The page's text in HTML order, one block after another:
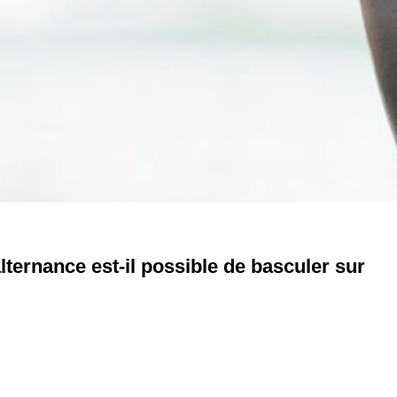
est-il possible de basculer sur